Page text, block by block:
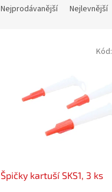
Nejprodávanější Nejlevnější
Špičky kartuší SKS1, 3 ks
Kód: